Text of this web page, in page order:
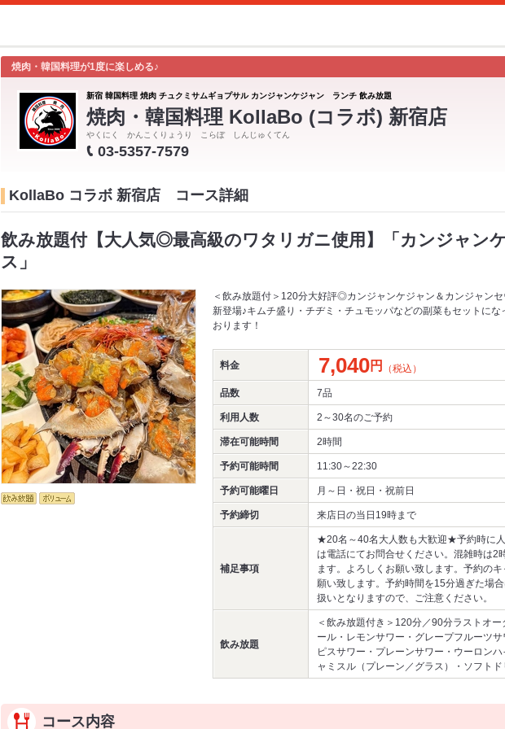
焼肉・韓国料理が1度に楽しめる♪
新宿 韓国料理 焼肉 チュクミサムギョプサル カンジャンケジャン ランチ 飲み放題
焼肉・韓国料理 KollaBo (コラボ) 新宿店
やくにく かんこくりょうり こらぼ しんじゅくてん
03-5357-7579
KollaBo コラボ 新宿店 コース詳細
飲み放題付【大人気◎最高級のワタリガニ使用】「カンジャン
ス」
＜飲み放題付＞120分大好評◎カンジャンケジャン＆カンジャン
新登場♪キムチ盛り・チヂミ・チュモッパなどの副菜もセットに
おります！
料金 7,040円 （税込）
品数 7品
利用人数 2～30名のご予約
滞在可能時間 2時間
予約可能時間 11:30～22:30
予約可能曜日 月～日・祝日・祝前日
予約締切 来店日の当日19時まで
補足事項
★20名～40名大人数も大歓迎★予約時に
は電話にてお問合せください。混雑時は2
ます。よろしくお願い致します。予約の
願い致します。予約時間を15分過ぎた場
扱いとなりますので、ご注意ください。
飲み放題
＜飲み放題付き＞120分／90分ラストオ
ール・レモンサワー・グレープフルーツ
ピスサワー・プレーンサワー・ウーロン
ャミスル（プレーン／グラス）・ソフトド
コース内容